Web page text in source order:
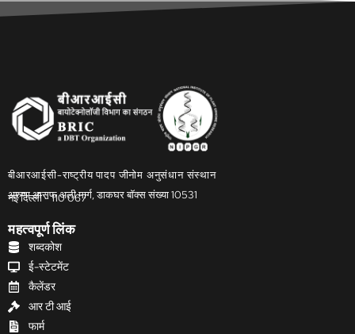
बीआरआईसी-राष्ट्रीय पादप जीनोम अनुसंधान संस्थान
अरुणा आसफ अली मार्ग, डाकघर बॉक्स संख्या 10531
नई दिल्ली - 110 067
महत्वपूर्ण लिंक
शब्दकोश
ई-स्टेटमेंट
कैलेंडर
आर टी आई
फार्म